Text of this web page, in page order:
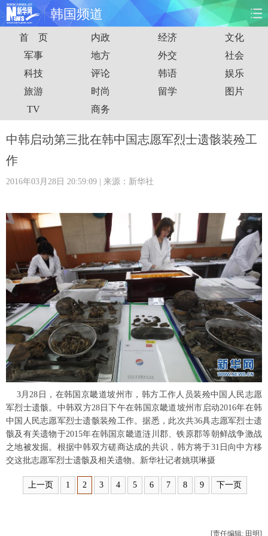
韩国频道
首页 时政 国际 财经
娱乐 体育 人事 教育
时尚 思客
港澳 台湾 华人 汽车
旅游 健康 信息化 数据
金融 军事 无人机
富媒体 摄影 新华广播
新华电视中文 新华电视英文 返回PC
首 页 内政 经济
文化
军事
地方 外交
社会
科技
评论 韩语
娱乐
旅游
时尚 留学
图片
TV
商务
中韩启动第三批在韩中国志愿军烈士遗骸装殓工
作
2016年03月28日 20:59:09 | 来源：新华社
3月28日，在韩国京畿道坡州市，韩方工作人员装殓中国人民志愿
军烈士遗骸。中韩双方28日下午在韩国京畿道坡州市启动2016年在韩
中国人民志愿军烈士遗骸装殓工作。据悉，此次共36具志愿军烈士遗
骸及有关遗物于2015年在韩国京畿道涟川郡、铁原郡等朝鲜战争激战
之地被发掘。根据中韩双方磋商达成的共识，韩方将于31日向中方移
交这批志愿军烈士遗骸及相关遗物。新华社记者姚琪琳摄
上一页 1 2 3 4 5 6 7 8 9 下一页
[责任编辑: 田明]